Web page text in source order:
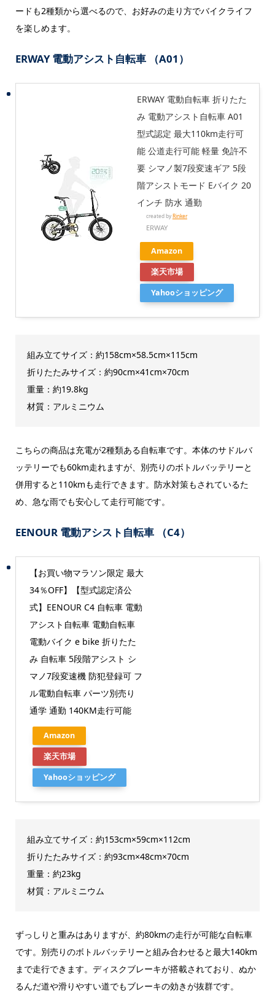
ードも2種類から選べるので、お好みの走り方でバイクライフ
を楽しめます。
ERWAY 電動アシスト自転車 （A01）
ERWAY 電動自転車 折りたた
み 電動アシスト自転車 A01
型式認定 最大110km走行可
能 公道走行可能 軽量 免許不
要 シマノ製7段変速ギア 5段
階アシストモード Eバイク 20
インチ 防水 通勤
created byRinker
ERWAY
Amazon
楽天市場
Yahooショッピング
組み立てサイズ：約158cm×58.5cm×115cm
折りたたみサイズ：約90cm×41cm×70cm
重量：約19.8kg
材質：アルミニウム
こちらの商品は充電が2種類ある自転車です。本体のサドルバ
ッテリーでも60km走れますが、別売りのボトルバッテリーと
併用すると110kmも走行できます。防水対策もされているた
め、急な雨でも安心して走行可能です。
EENOUR 電動アシスト自転車 （C4）
【お買い物マラソン限定 最大
34％OFF】【型式認定済公
式】EENOUR C4 自転車 電動
アシスト自転車 電動自転車
電動バイク e bike 折りたた
み 自転車 5段階アシスト シ
マノ7段変速機 防犯登録可 フ
ル電動自転車 パーツ別売り
通学 通勤 140KM走行可能
Amazon
楽天市場
Yahooショッピング
組み立てサイズ：約153cm×59cm×112cm
折りたたみサイズ：約93cm×48cm×70cm
重量：約23kg
材質：アルミニウム
ずっしりと重みはありますが、約80kmの走行が可能な自転車
です。別売りのボトルバッテリーと組み合わせると最大140km
まで走行できます。ディスクブレーキが搭載されており、ぬか
るんだ道や滑りやすい道でもブレーキの効きが抜群です。